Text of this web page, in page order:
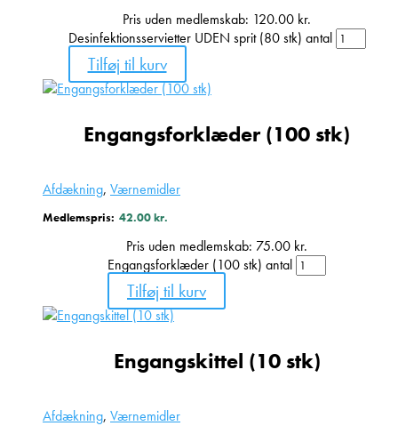
Pris uden medlemskab: 120.00 kr.
Desinfektionsservietter UDEN sprit (80 stk) antal
Tilføj til kurv
Afdækning, Værnemidler
Engangsforklæder (100 stk)
Medlemspris: 42.00kr.
Pris uden medlemskab: 75.00 kr.
Engangsforklæder (100 stk) antal
Tilføj til kurv
Afdækning, Værnemidler
Engangskittel (10 stk)